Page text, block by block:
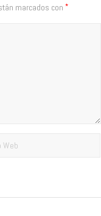
marcados con *